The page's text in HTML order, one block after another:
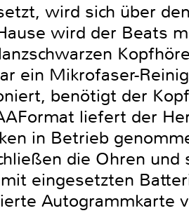
wird sich über
wird der Beats
ein Mikrofaser-
benötigt der
liefert der
in Betrieb
die Ohren und
eingesetzten
Autogrammkarte